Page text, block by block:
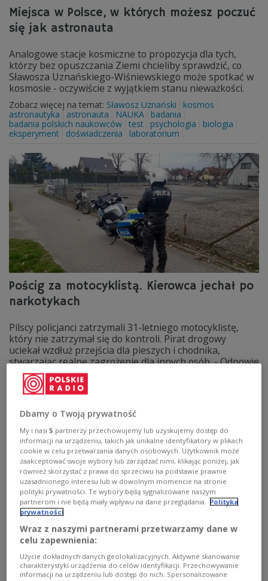
Miejsca w Polsce, w których możesz poczuć
się jak astronauta
Analogowe stacje kosmiczne to propozycja dla tych,
którzy bez opuszczania Ziemi chcieliby sprawdzić, co
Sławosza Uznańskiego-Wiśniewskiego może spotkać w
kosmosie - oczywiście z wyjątkiem stanu nieważkości.
Zobacz więcej na temat: Sławosz Uznański
kosmos
astronautyka
astronauta NAUKA
badania
badania polskich naukowców test psychologia
biologia
eksperyment
doświadczenia laboratorium
Pościg za motocyklistą. Kierowca jechał po
narkotykach
Pilscy policjanci zatrzymali 31-letniego motocyklistę,
który nie zatrzymał się do kontroli. Pirat drogowy
uciekał wzdłuż przejścia dla pieszych i chodnika,
stwarzając realne zagrożenie dla innych osób. - Odpowie
również za posiadanie znacznej ilości narkotyków, jazdę
pod ich wpływem oraz wiele innych przewinień -
informuje KWP w Poznaniu.
Zobacz więcej na temat:policja
wielkopolskie
Budowa S10 pomiędzy Piłą a Wałczem.
Dbamy o Twoją prywatność
My i nasi5 partnerzy przechowujemy lub uzyskujemy dostęp do
informacji na urządzeniu, takich jak unikalne identyfikatory w plikach
cookie w celu przetwarzania danych osobowych. Użytkownik może
zaakceptować swoje wybory lub zarządzać nimi, klikając poniżej, jak
również skorzystać z prawa do sprzeciwu na podstawie prawnie
uzasadnionego interesu lub w dowolnym momencie na stronie
polityki prywatności. Te wybory będą sygnalizowane naszym
partnerom i nie będą miały wpływu na dane przeglądania.
Polityka
prywatności
Wraz z naszymi partnerami przetwarzamy dane w
celu zapewnienia:
Użycie dokładnych danych geolokalizacyjnych. Aktywne skanowanie
charakterystyki urządzenia do celów identyfikacji. Przechowywanie
informacji na urządzeniu lub dostęp do nich. Spersonalizowane